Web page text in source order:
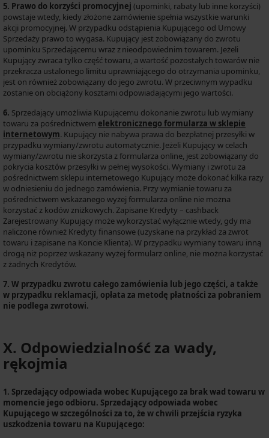
5. Prawo do korzyści promocyjnej (upominki, rabaty lub inne korzyści)
powstaje wtedy, kiedy złożone zamówienie spełnia wszystkie warunki
akcji promocyjnej. W przypadku odstąpienia Kupującego od Umowy
Sprzedaży prawo to wygasa. Kupujący jest zobowiązany do zwrotu
upominku Sprzedającemu wraz z nieodpowiednim towarem. Jeżeli
Kupujący zwraca tylko część towaru, a wartość pozostałych towarów nie
przekracza ustalonego limitu uprawniającego do otrzymania upominku,
jest on również zobowiązany do jego zwrotu. W przeciwnym wypadku
zostanie on obciążony kosztami odpowiadającymi jego wartości.
6. Sprzedający umożliwia Kupującemu dokonanie zwrotu lub wymiany
towaru za pośrednictwem elektronicznego formularza w sklepie
internetowym. Kupujący nie nabywa prawa do bezpłatnej przesyłki w
przypadku wymiany/zwrotu automatycznie. Jeżeli Kupujący w celach
wymiany/zwrotu nie skorzysta z formularza online, jest zobowiązany do
pokrycia kosztów przesyłki w pełnej wysokości. Wymiany i zwrotu za
pośrednictwem sklepu internetowego Kupujący może dokonać kilka razy
w odniesieniu do jednego zamówienia. Przy wymianie towaru za
pośrednictwem wskazanego wyżej formularza online nie można
korzystać z kodów zniżkowych. Zapisane Kredyty – cashback
Zarejestrowany Kupujący może wykorzystać wyłącznie wtedy, gdy ma
naliczone również Kredyty finansowe (uzyskane na przykład za zwrot
towaru i zapisane na Koncie Klienta). W przypadku wymiany towaru inną
drogą niż poprzez wskazany wyżej formularz online, nie można korzystać
z żadnych Kredytów.
7. W przypadku zwrotu całego zamówienia lub jego części, a także
w przypadku reklamacji, opłata za metodę płatności za pobraniem
nie podlega zwrotowi.
X. Odpowiedzialność za wady,
rękojmia
1. Sprzedający odpowiada wobec Kupującego za brak wad towaru w
momencie jego odbioru. Sprzedający odpowiada wobec
Kupującego w szczególności za to, że w chwili przejścia ryzyka
uszkodzenia towaru na Kupującego: